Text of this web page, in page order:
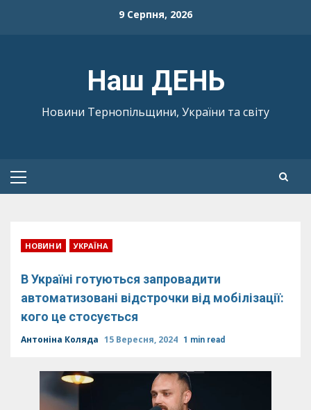
9 Серпня, 2026
Наш ДЕНЬ
Новини Тернопільщини, України та світу
Primary
НОВИНИ УКРАЇНА
В Україні готуються запровадити
автоматизовані відстрочки від мобілізації:
кого це стосується
Антоніна Коляда 15 Вересня, 2024 1 min read